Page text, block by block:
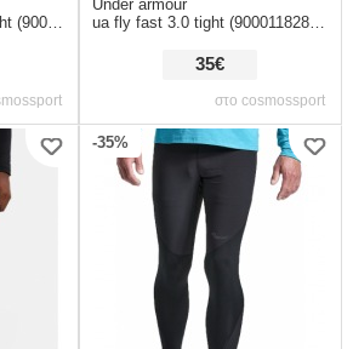
στο cosmossport
Under armour
ua fly fast 3.0 tight (9000118286_25983)
35€
-35%